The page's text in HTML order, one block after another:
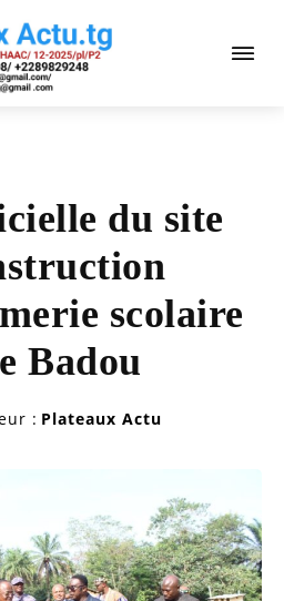
du site
scolaire
Badou
: Plateaux Actu